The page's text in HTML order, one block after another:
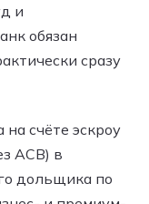
и
обязан
сразу
счёте эскроу
АСВ) в
дольщика по